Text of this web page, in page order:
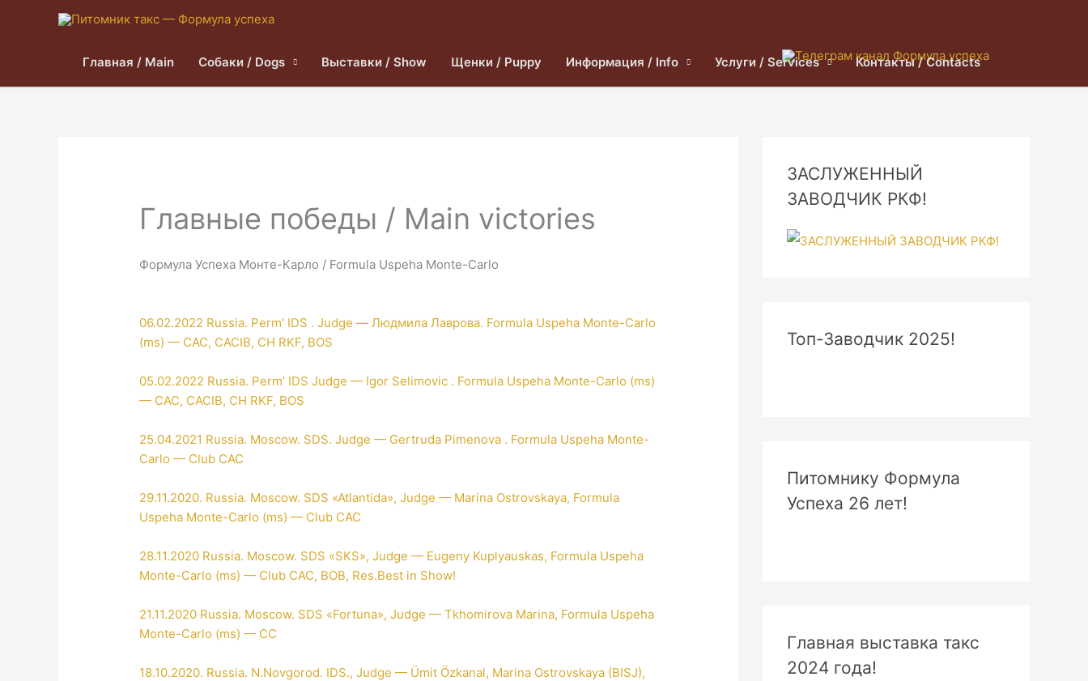
Главная / Main Собаки / Dogs Выставки / Show Щенки / Puppy Информация / Info Услуги / Services Контакты / Contacts
Главные победы / Main victories
Формула Успеха Монте-Карло / Formula Uspeha Monte-Carlo
06.02.2022 Russia. Perm’ IDS . Judge — Людмила Лаврова. Formula Uspeha Monte-Carlo
(ms) — CAC, CACIB, CH RKF, BOS
05.02.2022 Russia. Perm’ IDS Judge — Igor Selimovic . Formula Uspeha Monte-Carlo (ms)
— CAC, CACIB, CH RKF, BOS
25.04.2021 Russia. Moscow. SDS. Judge — Gertruda Pimenova . Formula Uspeha Monte-
Carlo — Club CAC
29.11.2020. Russia. Moscow. SDS «Atlantida», Judge — Marina Ostrovskaya, Formula
Uspeha Monte-Carlo (ms) — Club CAC
28.11.2020 Russia. Moscow. SDS «SKS», Judge — Eugeny Kuplyauskas, Formula Uspeha
Monte-Carlo (ms) — Club CAC, BOB, Res.Best in Show!
21.11.2020 Russia. Moscow. SDS «Fortuna», Judge — Tkhomirova Marina, Formula Uspeha
Monte-Carlo (ms) — CC
18.10.2020. Russia. N.Novgorod. IDS., Judge — Ümit Özkanal, Marina Ostrovskaya (BISJ),
ЗАСЛУЖЕННЫЙ
ЗАВОДЧИК РКФ!
Топ-Заводчик 2025!
Питомнику Формула
Успеха 26 лет!
Главная выставка такс
2024 года!